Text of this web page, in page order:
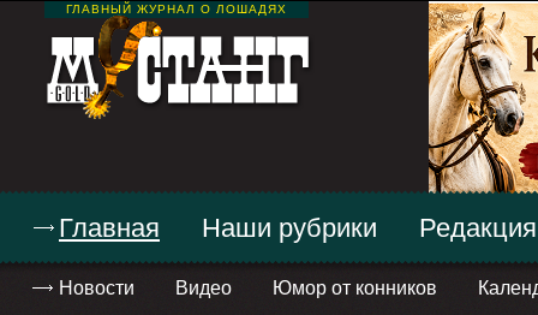
ГЛАВНЫЙ ЖУРНАЛ О ЛОШАДЯХ
Главная
Новости Видео Юмор от конников
Наши рубрики Редакция